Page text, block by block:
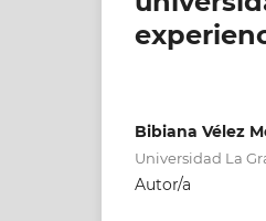
Bibiana Vélez
Universidad La
Autor/a